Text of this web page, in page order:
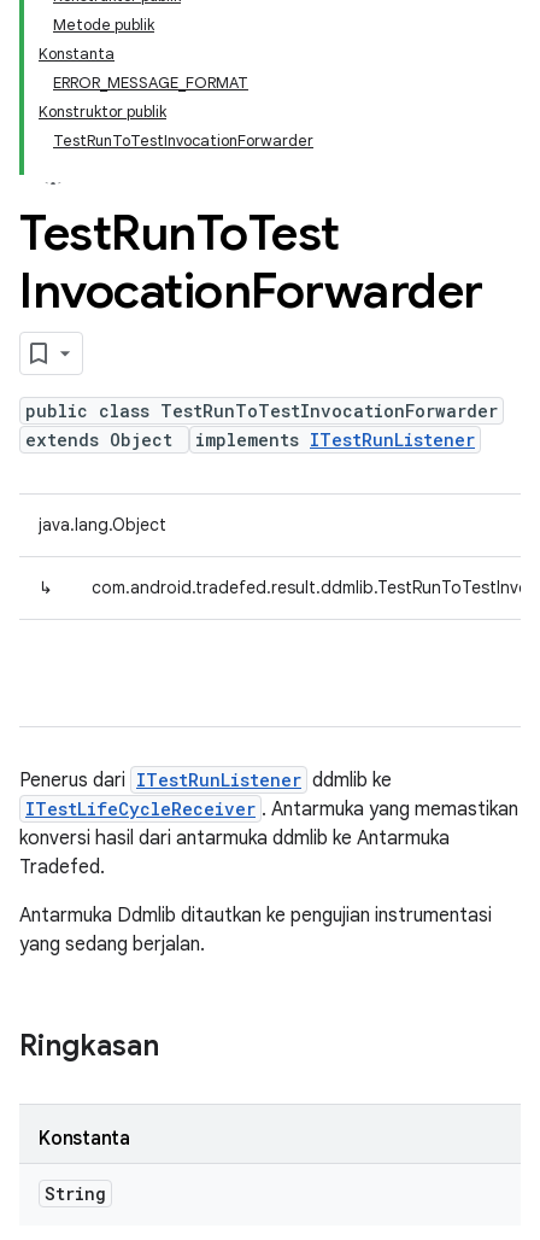
Metode publik
Konstanta
ERROR_MESSAGE_FORMAT
Konstruktor publik
TestRunToTestInvocationForwarder
TestRunToTest
InvocationForwarder
public class TestRunToTestInvocationForwarder
extends Object
implements ITestRunListener
java.lang.Object
↳
Penerus dari ITestRunListener ddmlib ke
ITestLifeCycleReceiver . Antarmuka yang memastikan
konversi hasil dari antarmuka ddmlib ke Antarmuka
Tradefed.
Antarmuka Ddmlib ditautkan ke pengujian instrumentasi
yang sedang berjalan.
Ringkasan
Konstanta
String